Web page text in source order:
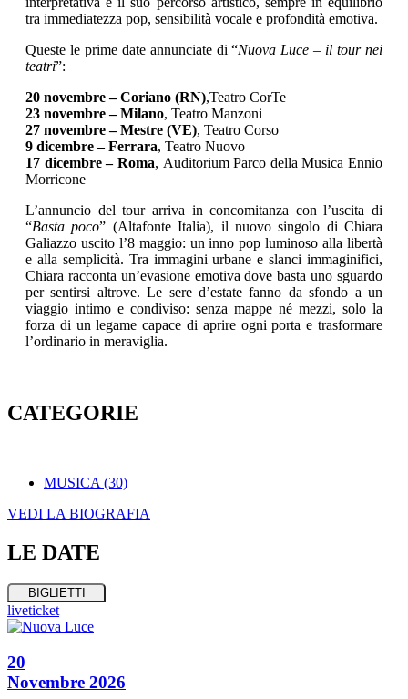
tra immediatezza pop, sensibilità vocale e profondità emotiva.
Queste le prime date annunciate di “Nuova Luce – il tour nei
teatri”:
20 novembre – Coriano (RN),Teatro CorTe
23 novembre – Milano, Teatro Manzoni
27 novembre – Mestre (VE), Teatro Corso
9 dicembre – Ferrara, Teatro Nuovo
17 dicembre – Roma, Auditorium Parco della Musica Ennio
Morricone
L’annuncio del tour arriva in concomitanza con l’uscita di
“Basta poco” (Altafonte Italia), il nuovo singolo di Chiara
Galiazzo uscito l’8 maggio: un inno pop luminoso alla libertà
e alla semplicità. Tra immagini urbane e slanci immaginifici,
Chiara racconta un’evasione emotiva dove basta uno sguardo
per sentirsi altrove. Le sere d’estate fanno da sfondo a un
viaggio intimo e condiviso: senza mappe né mezzi, solo la
forza di un legame capace di aprire ogni porta e trasformare
l’ordinario in meraviglia.
CATEGORIE
MUSICA (30)
VEDI LA BIOGRAFIA
LE DATE
BIGLIETTI
liveticket
20
Novembre 2026